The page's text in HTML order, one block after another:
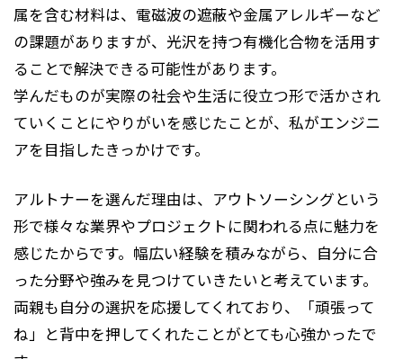
属を含む材料は、電磁波の遮蔽や金属アレルギーなど
の課題がありますが、光沢を持つ有機化合物を活用す
ることで解決できる可能性があります。
学んだものが実際の社会や生活に役立つ形で活かされ
ていくことにやりがいを感じたことが、私がエンジニ
アを目指したきっかけです。
アルトナーを選んだ理由は、アウトソーシングという
形で様々な業界やプロジェクトに関われる点に魅力を
感じたからです。幅広い経験を積みながら、自分に合
った分野や強みを見つけていきたいと考えています。
両親も自分の選択を応援してくれており、「頑張って
ね」と背中を押してくれたことがとても心強かったで